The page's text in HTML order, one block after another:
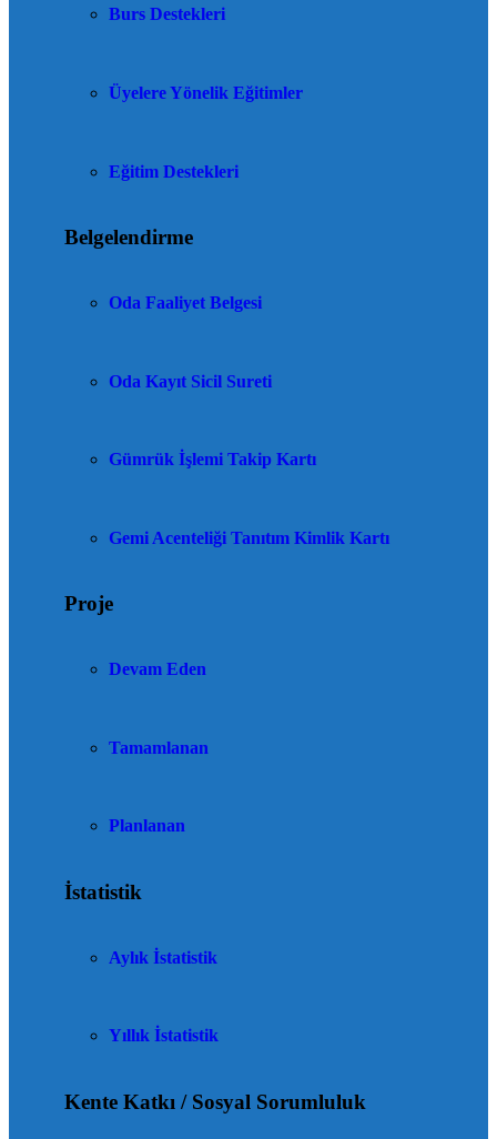
Burs Destekleri
Üyelere Yönelik Eğitimler
Eğitim Destekleri
Belgelendirme
Oda Faaliyet Belgesi
Oda Kayıt Sicil Sureti
Gümrük İşlemi Takip Kartı
Gemi Acenteliği Tanıtım Kimlik Kartı
Proje
Devam Eden
Tamamlanan
Planlanan
İstatistik
Aylık İstatistik
Yıllık İstatistik
Kente Katkı / Sosyal Sorumluluk